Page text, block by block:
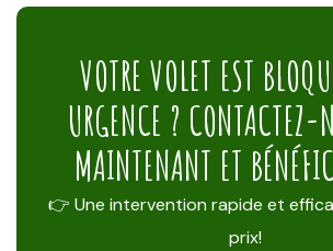
VOTRE VOLET EST
URGENCE ? CONTACTEZ-
MAINTENANT ET
👉 Une intervention rapide et
prix!